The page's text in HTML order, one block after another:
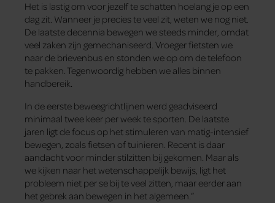
Het is lastig om voor jezelf te schatten hoelang je op een
dag zit. Wanneer je precies te veel zit, weten we nog niet.
De laatste decennia bewegen we steeds minder, omdat
veel zaken zijn gemechaniseerd. Vroeger fietsten we
naar de brievenbus en stonden we op om de telefoon
te pakken. Tegenwoordig hebben we alles binnen
handbereik.
In de eerste beweegrichtlijnen werd geadviseerd
minimaal twee keer per week te sporten. De laatste
jaren ligt de focus op het stimuleren van matig-intensief
bewegen, zoals fietsen of tuinieren. Recent is daar
aandacht voor minder stilzitten bij gekomen. Maar als
we kijken naar het wetenschappelijk bewijs, ligt het
probleem niet per se bij te veel zitten, maar eerder aan
het gebrek aan bewegen in het algemeen.”